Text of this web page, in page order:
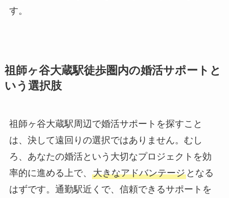
す。
祖師ヶ谷大蔵駅徒歩圏内の婚活サポートと
いう選択肢
祖師ヶ谷大蔵駅周辺で婚活サポートを探すこと
は、決して遠回りの選択ではありません。むし
ろ、あなたの婚活という大切なプロジェクトを効
率的に進める上で、 大きなアドバンテージとなる
はずです。通勤駅近くで、信頼できるサポートを